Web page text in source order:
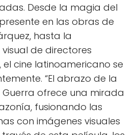
Desde la magia del
en las obras de
hasta la
de directores
cine latinoamericano se
“El abrazo de la
Guerra ofrece una mirada
fusionando las
con imágenes visuales